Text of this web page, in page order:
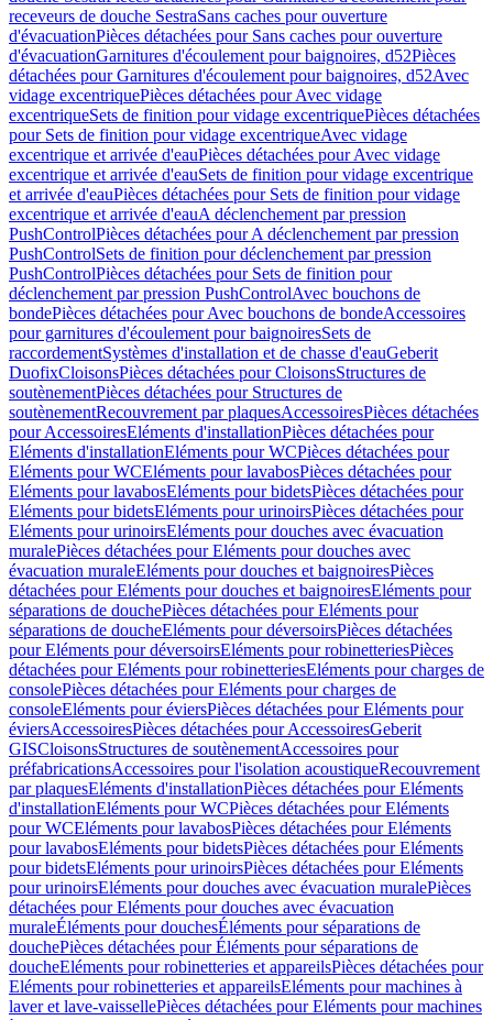
receveurs de douche SestraSans caches pour ouverture
d'évacuationPièces détachées pour Sans caches pour ouverture
d'évacuationGarnitures d'écoulement pour baignoires, d52Pièces
détachées pour Garnitures d'écoulement pour baignoires, d52Avec
vidage excentriquePièces détachées pour Avec vidage
excentriqueSets de finition pour vidage excentriquePièces détachées
pour Sets de finition pour vidage excentriqueAvec vidage
excentrique et arrivée d'eauPièces détachées pour Avec vidage
excentrique et arrivée d'eauSets de finition pour vidage excentrique
et arrivée d'eauPièces détachées pour Sets de finition pour vidage
excentrique et arrivée d'eauA déclenchement par pression
PushControlPièces détachées pour A déclenchement par pression
PushControlSets de finition pour déclenchement par pression
PushControlPièces détachées pour Sets de finition pour
déclenchement par pression PushControlAvec bouchons de
bondePièces détachées pour Avec bouchons de bondeAccessoires
pour garnitures d'écoulement pour baignoiresSets de
raccordementSystèmes d'installation et de chasse d'eauGeberit
DuofixCloisonsPièces détachées pour CloisonsStructures de
soutènementPièces détachées pour Structures de
soutènementRecouvrement par plaquesAccessoiresPièces détachées
pour AccessoiresEléments d'installationPièces détachées pour
Eléments d'installationEléments pour WCPièces détachées pour
Eléments pour WCEléments pour lavabosPièces détachées pour
Eléments pour lavabosEléments pour bidetsPièces détachées pour
Eléments pour bidetsEléments pour urinoirsPièces détachées pour
Eléments pour urinoirsEléments pour douches avec évacuation
muralePièces détachées pour Eléments pour douches avec
évacuation muraleEléments pour douches et baignoiresPièces
détachées pour Eléments pour douches et baignoiresEléments pour
séparations de douchePièces détachées pour Eléments pour
séparations de doucheEléments pour déversoirsPièces détachées
pour Eléments pour déversoirsEléments pour robinetteriesPièces
détachées pour Eléments pour robinetteriesEléments pour charges de
consolePièces détachées pour Eléments pour charges de
consoleEléments pour éviersPièces détachées pour Eléments pour
éviersAccessoiresPièces détachées pour AccessoiresGeberit
GISCloisonsStructures de soutènementAccessoires pour
préfabricationsAccessoires pour l'isolation acoustiqueRecouvrement
par plaquesEléments d'installationPièces détachées pour Eléments
d'installationEléments pour WCPièces détachées pour Eléments
pour WCEléments pour lavabosPièces détachées pour Eléments
pour lavabosEléments pour bidetsPièces détachées pour Eléments
pour bidetsEléments pour urinoirsPièces détachées pour Eléments
pour urinoirsEléments pour douches avec évacuation muralePièces
détachées pour Eléments pour douches avec évacuation
muraleÉléments pour douchesÉléments pour séparations de
douchePièces détachées pour Éléments pour séparations de
doucheEléments pour robinetteries et appareilsPièces détachées pour
Eléments pour robinetteries et appareilsEléments pour machines à
laver et lave-vaissellePièces détachées pour Eléments pour machines